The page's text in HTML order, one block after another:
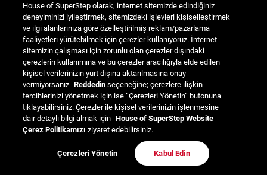
House of SuperStep olarak, internet sitemizde edindiğiniz
deneyiminizi iyileştirmek, sitemizdeki işlevleri kişiselleştirmek
ve ilgi alanlarınıza göre özelleştirilmiş reklam/pazarlama
faaliyetleri yürütebilmek için çerezler kullanıyoruz. İnternet
sitemizin çalışması için zorunlu olan çerezler dışındaki
çerezlerin kullanımına ve bu çerezler aracılığıyla elde edilen
kişisel verilerinizin yurt dışına aktarılmasına onay
vermiyorsanız Reddedin seçeneğine; çerezlere ilişkin
tercihlerinizi yönetmek için ise “Çerezleri Yönetin” butonuna
tıklayabilirsiniz. Çerezler ile kişisel verilerinizin işlenmesine
dair detaylı bilgi almak için House of SuperStep Website
Çerez Politikamızıziyaret edebilirsiniz.
Çerezleri Yönetin Kabul Edin